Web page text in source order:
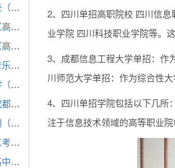
）
）
）
）
）
构）
）
）
）
2、四川单招高职院校 四川信
业学院 四川科技职业学院等。
3、成都信息工程大学单招：作
川师范大学单招：作为综合性
4、四川单招学院包括以下几所
注于信息技术领域的高等职业